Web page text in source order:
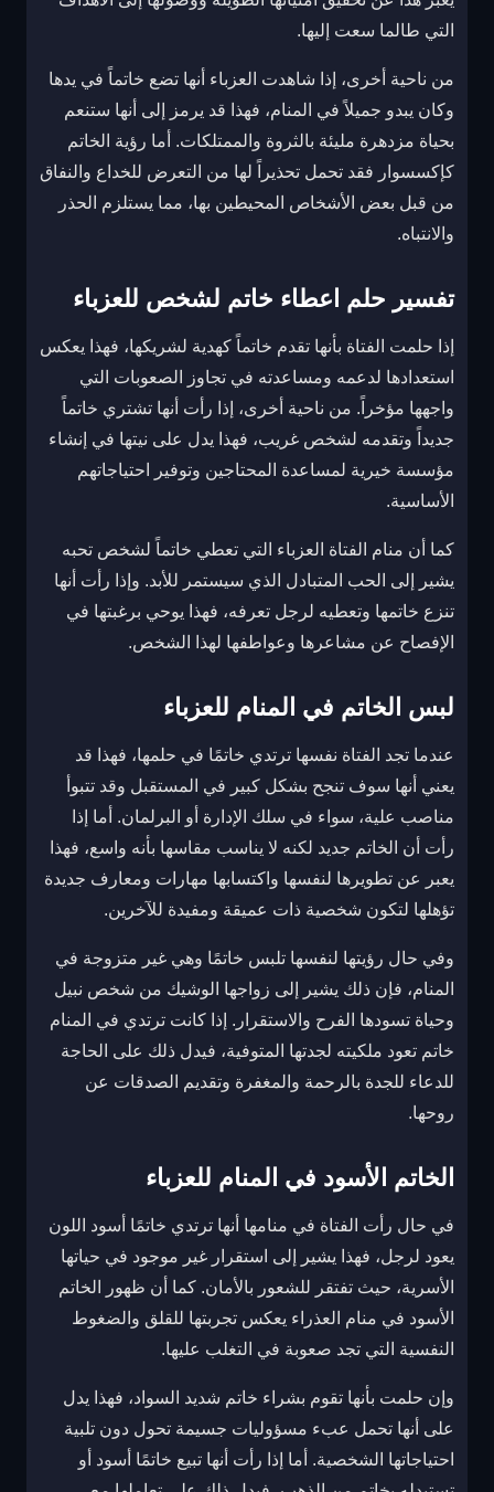
التي طالما سعت إليها.
من ناحية أخرى، إذا شاهدت العزباء أنها تضع خاتماً في يدها
وكان يبدو جميلاً في المنام، فهذا قد يرمز إلى أنها ستنعم
بحياة مزدهرة مليئة بالثروة والممتلكات. أما رؤية الخاتم
كإكسسوار فقد تحمل تحذيراً لها من التعرض للخداع والنفاق
من قبل بعض الأشخاص المحيطين بها، مما يستلزم الحذر
والانتباه.
تفسير حلم اعطاء خاتم لشخص للعزباء
إذا حلمت الفتاة بأنها تقدم خاتماً كهدية لشريكها، فهذا يعكس
استعدادها لدعمه ومساعدته في تجاوز الصعوبات التي
واجهها مؤخراً. من ناحية أخرى، إذا رأت أنها تشتري خاتماً
جديداً وتقدمه لشخص غريب، فهذا يدل على نيتها في إنشاء
مؤسسة خيرية لمساعدة المحتاجين وتوفير احتياجاتهم
الأساسية.
كما أن منام الفتاة العزباء التي تعطي خاتماً لشخص تحبه
يشير إلى الحب المتبادل الذي سيستمر للأبد. وإذا رأت أنها
تنزع خاتمها وتعطيه لرجل تعرفه، فهذا يوحي برغبتها في
الإفصاح عن مشاعرها وعواطفها لهذا الشخص.
لبس الخاتم في المنام للعزباء
عندما تجد الفتاة نفسها ترتدي خاتمًا في حلمها، فهذا قد
يعني أنها سوف تنجح بشكل كبير في المستقبل وقد تتبوأ
مناصب علية، سواء في سلك الإدارة أو البرلمان. أما إذا
رأت أن الخاتم جديد لكنه لا يناسب مقاسها بأنه واسع، فهذا
يعبر عن تطويرها لنفسها واكتسابها مهارات ومعارف جديدة
تؤهلها لتكون شخصية ذات عميقة ومفيدة للآخرين.
وفي حال رؤيتها لنفسها تلبس خاتمًا وهي غير متزوجة في
المنام، فإن ذلك يشير إلى زواجها الوشيك من شخص نبيل
وحياة تسودها الفرح والاستقرار. إذا كانت ترتدي في المنام
خاتم تعود ملكيته لجدتها المتوفية، فيدل ذلك على الحاجة
للدعاء للجدة بالرحمة والمغفرة وتقديم الصدقات عن
روحها.
الخاتم الأسود في المنام للعزباء
في حال رأت الفتاة في منامها أنها ترتدي خاتمًا أسود اللون
يعود لرجل، فهذا يشير إلى استقرار غير موجود في حياتها
الأسرية، حيث تفتقر للشعور بالأمان. كما أن ظهور الخاتم
الأسود في منام العذراء يعكس تجربتها للقلق والضغوط
النفسية التي تجد صعوبة في التغلب عليها.
وإن حلمت بأنها تقوم بشراء خاتم شديد السواد، فهذا يدل
على أنها تحمل عبء مسؤوليات جسيمة تحول دون تلبية
احتياجاتها الشخصية. أما إذا رأت أنها تبيع خاتمًا أسود أو